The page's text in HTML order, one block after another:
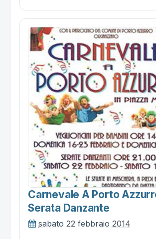
Carnevale A Porto
Serata Danzante
sabato 22 febbraio 2014